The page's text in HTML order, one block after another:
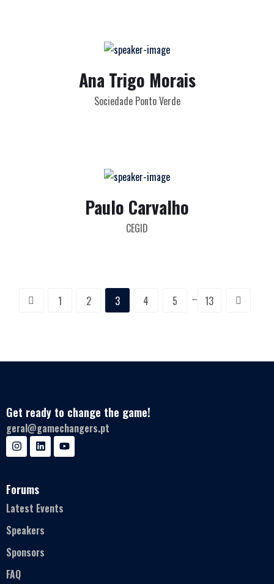
Ana Trigo Morais
Sociedade Ponto Verde
Paulo Carvalho
CEGID
1 2 3 4 5 … 13
Get ready to change the game!
geral@gamechangers.pt
Forums
Latest Events
Speakers
Sponsors
FAQ